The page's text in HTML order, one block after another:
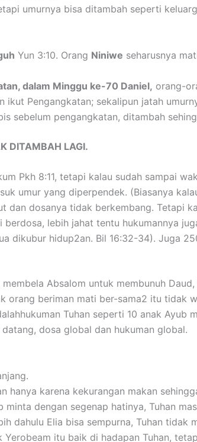
umurnya bisa ditambah seperti
Yun 3:10. Orang Niniwe seharusnya
dalam Minggu ke-70 Daniel, orang-
ikut Pengangkatan; sekalipun jatah
sebelum pengangkatan, ditambah
DITAMBAH LAGI.
Pkh 8:11, tetapi kalau sudah sampai
umur yang diperpendek. (Biasanya
dan dosanya tidak berkembang. Tetapi
lebih jahat tentu hukumannya
dikubur hidup2an. Bil 16:32-34). Juga
Absalom untuk membunuh
orang beriman mati ber-sama2 itu tidak
Tuhan seperti 10 anak Ayub
dosa global dan hukuman global.
hanya karena kekurangan makan
dengan segenap hatinya, Tuhan
dahulu Elia bisa sempurna, Tuhan tidak
Yerobeam itu baik di hadapan Tuhan,